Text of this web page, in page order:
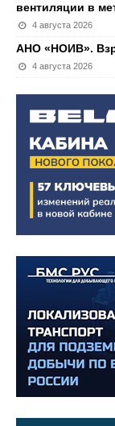
вентиляции в
4 августа 2026
АНО «НОИВ».
4 августа 2026